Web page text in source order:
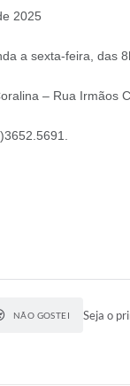
2025
a sexta-feira, das
– Rua Irmãos
NÃO GOSTEI Seja o